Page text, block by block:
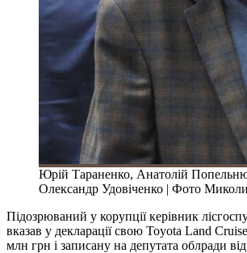
Юрій Тараненко, Анатолій
Олександр Удовіченко | Фото
Підозрюваний у корупції керівник
вказав у декларації свою Toyota Land
млн грн і записану на депутата облради